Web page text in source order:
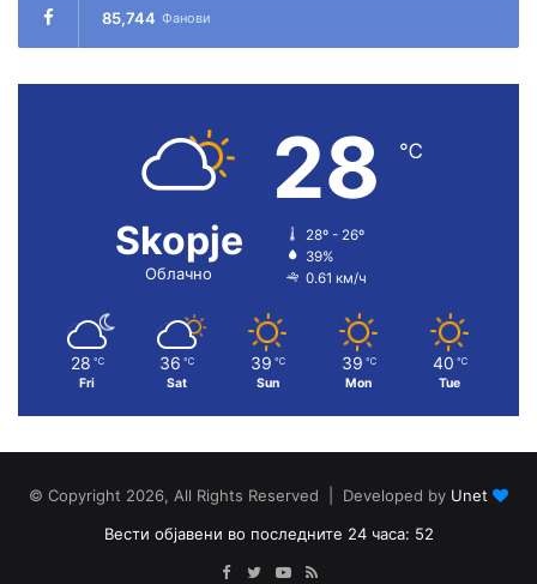
85,744 Фанови
Skopje
Облачно
28 ℃
28º - 26º
39%
0.61 км/ч
28 ℃
Fri
36 ℃
Sat
39 ℃
Sun
39 ℃
Mon
40 ℃
Tue
© Copyright 2026, All Rights Reserved | Developed by Unet
Вести објавени во последните 24 часа: 52
Facebook
TwitterYouTube
RSS